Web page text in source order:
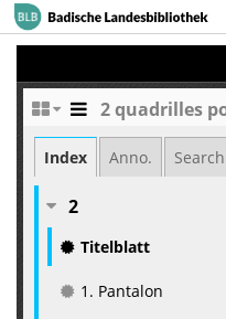
2 quadrilles
Index Anno. Search
2
Titelblatt
1. Pantalon